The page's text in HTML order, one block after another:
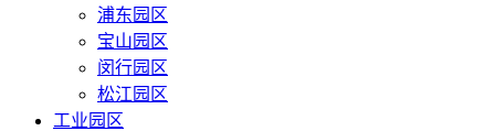
浦东园区
宝山园区
闵行园区
松江园区
工业园区